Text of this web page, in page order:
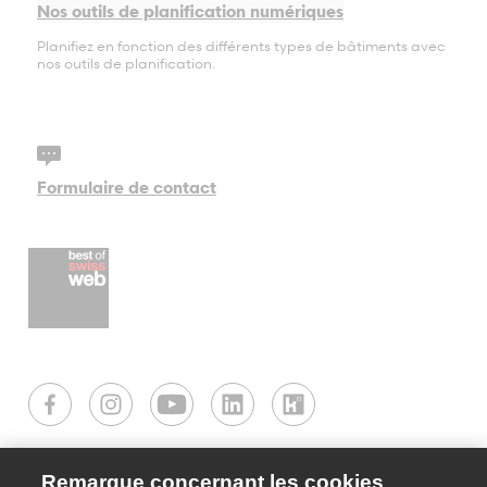
Nos outils de planification numériques
Planifiez en fonction des différents types de bâtiments avec
nos outils de planification.
Formulaire de contact
Remarque concernant les cookies